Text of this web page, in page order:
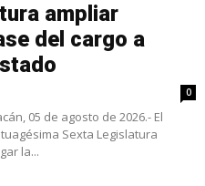
ampliar
del cargo a
0
05 de agosto de 2026.- El
Sexta Legislatura
la...